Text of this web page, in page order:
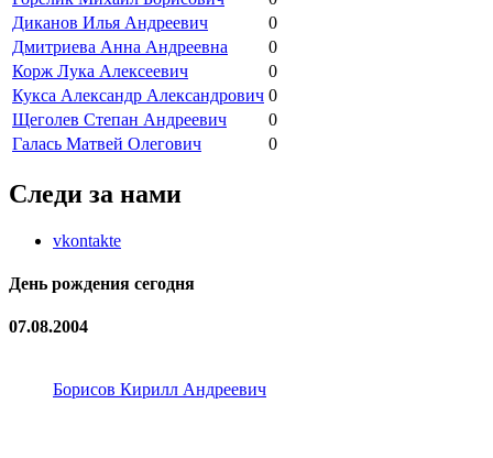
Диканов Илья Андреевич
0
Дмитриева Анна Андреевна
0
Корж Лука Алексеевич
0
Кукса Александр Александрович 0
Щеголев Степан Андреевич
0
Галась Матвей Олегович
0
Следи за нами
vkontakte
День рождения сегодня
07.08.2004
Борисов Кирилл Андреевич